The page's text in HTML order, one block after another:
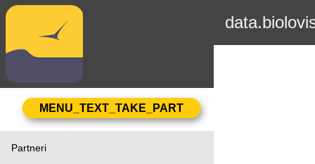
Partneri